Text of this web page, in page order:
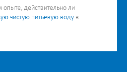
опыте, действительно ли
чистую питьевую воду в